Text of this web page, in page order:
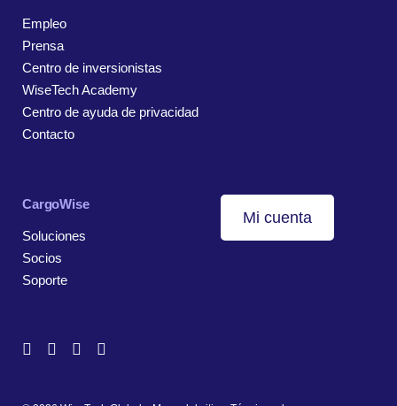
Empleo
Prensa
Centro de inversionistas
WiseTech Academy
Centro de ayuda de privacidad
Contacto
CargoWise
Soluciones
Socios
Soporte
Mi cuenta